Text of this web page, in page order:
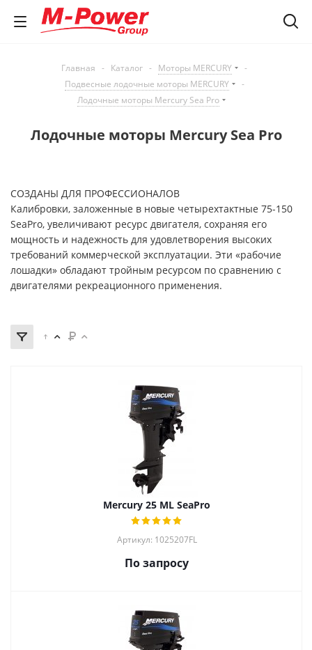
Главная - Каталог - Моторы MERCURY
-
Подвесные лодочные моторы MERCURY
-
Лодочные моторы Mercury Sea Pro
Лодочные моторы Mercury Sea Pro
СОЗДАНЫ ДЛЯ ПРОФЕСCИОНАЛОВ
Калибровки, заложенные в новые четырехтактные 75-150
SeaPro, увеличивают ресурс двигателя, сохраняя его
мощность и надежность для удовлетворения высоких
требований коммерческой эксплуатации. Эти «рабочие
лошадки» обладают тройным ресурсом по сравнению с
двигателями рекреационного применения.
Mercury 25 ML SeaPro
Артикул: 1025207FL
По запросу